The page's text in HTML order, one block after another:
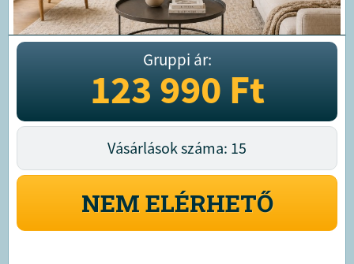
Gruppi ár:
123 990Ft
Vásárlások száma: 15
NEM ELÉRHETŐ